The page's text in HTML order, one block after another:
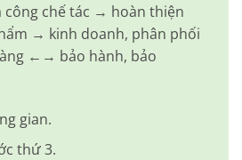
chế tác → hoàn thiện
→ kinh doanh, phân phối
←→ bảo hành, bảo
gian.
thứ 3.